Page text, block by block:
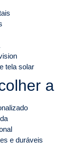
tela solar
e duráveis